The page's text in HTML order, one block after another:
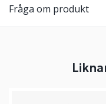
Fråga om produkt